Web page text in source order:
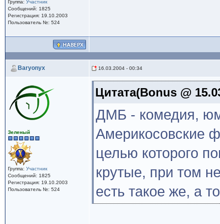
Группа: Участник
Сообщений: 1825
Регистрация: 19.10.2003
Пользователь №: 524
Baryonyx 16.03.2004 - 00:34
Зеленый
Группа: Участник
Сообщений: 1825
Регистрация: 19.10.2003
Пользователь №: 524
Цитата(Bonus @
ДМБ - комедия,
Америкосовские
целью которого
крутые, при том
есть такое же, а